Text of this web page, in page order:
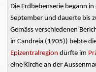
Die Erdbebenserie begann
September und dauerte bis
Gemäss verschiedenen
in Candreia (1905)) bebte
Epizentralregion dürfte im
eine Kirche an der